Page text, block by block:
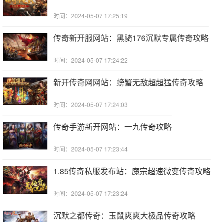
时间：2024-05-07 17:25:19
传奇新开服网站：黑骑176沉默专属传奇攻略
时间：2024-05-07 17:24:22
新开传奇网网站：螃蟹无敌超超猛传奇攻略
时间：2024-05-07 17:24:03
传奇手游新开网站：一九传奇攻略
时间：2024-05-07 17:23:44
1.85传奇私服发布站：魔宗超速微变传奇攻略
时间：2024-05-07 17:23:24
沉默之都传奇：玉鼠爽爽大极品传奇攻略